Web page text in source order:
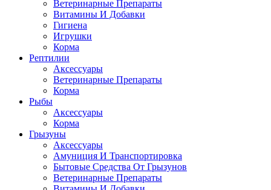
Ветеринарные Препараты
Витамины И Добавки
Гигиена
Игрушки
Корма
Рептилии
Аксессуары
Ветеринарные Препараты
Корма
Рыбы
Аксессуары
Корма
Грызуны
Аксессуары
Амуниция И Транспортировка
Бытовые Средства От Грызунов
Ветеринарные Препараты